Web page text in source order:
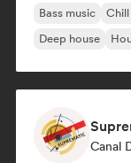
Bass music
Deep house
Canal